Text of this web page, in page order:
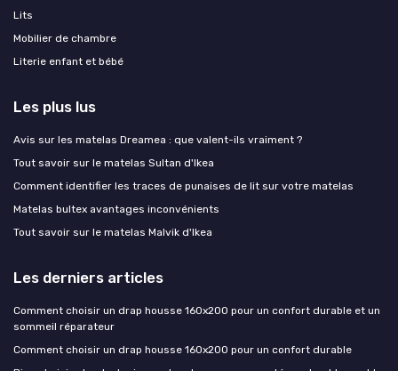
Lits
Mobilier de chambre
Literie enfant et bébé
Les plus lus
Avis sur les matelas Dreamea : que valent-ils vraiment ?
Tout savoir sur le matelas Sultan d'Ikea
Comment identifier les traces de punaises de lit sur votre matelas
Matelas bultex avantages inconvénients
Tout savoir sur le matelas Malvik d'Ikea
Les derniers articles
Comment choisir un drap housse 160x200 pour un confort durable et un
sommeil réparateur
Comment choisir un drap housse 160x200 pour un confort durable